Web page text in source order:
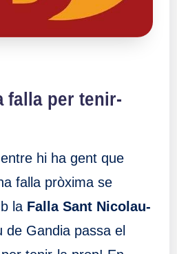
falla per tenir-
hi ha gent que
falla pròxima se
laFalla Sant Nicolau-
Gandia passa el